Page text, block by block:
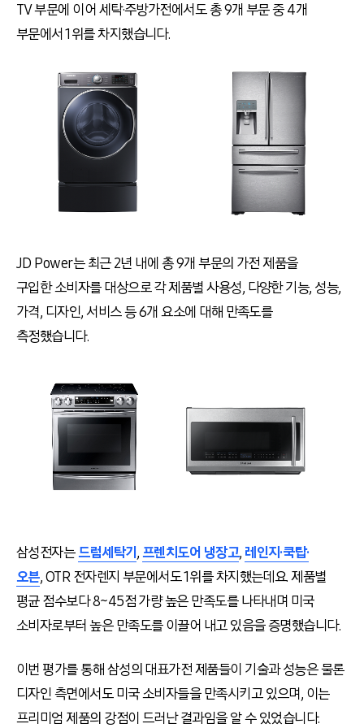
TV 부문에 이어 세탁·주방가전에서도 총 9개 부문 중 4개
부문에서 1위를 차지했습니다.
JD Power는 최근 2년 내에 총 9개 부문의 가전 제품을
구입한 소비자를 대상으로 각 제품별 사용성, 다양한 기능, 성능,
가격, 디자인, 서비스 등 6개 요소에 대해 만족도를
측정했습니다.
삼성전자는드럼세탁기 ,프렌치도어 냉장고, 레인지·쿡탑·
오븐, OTR 전자렌지 부문에서도 1위를 차지했는데요. 제품별
평균 점수보다 8~45점 가량 높은 만족도를 나타내며 미국
소비자로부터 높은 만족도를 이끌어 내고 있음을 증명했습니다.
이번 평가를 통해 삼성의 대표가전 제품들이 기술과 성능은 물론
디자인 측면에서도 미국 소비자들을 만족시키고 있으며, 이는
프리미엄 제품의 강점이 드러난 결과임을 알 수 있었습니다.